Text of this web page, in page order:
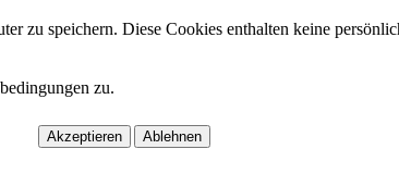
zu speichern. Diese Cookies enthalten keine
zu.